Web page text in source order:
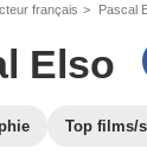
français Pascal
Elso
Top films/